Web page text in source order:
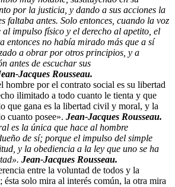
por la justicia, y dando a sus acciones la
faltaba antes. Solo entonces, cuando la voz
al impulso físico y el derecho al apetito, el
entonces no había mirado más que a sí
a obrar por otros principios, y a
antes de escuchar sus
Jacques Rousseau.
hombre por el contrato social es su libertad
ilimitado a todo cuanto le tienta y que
que gana es la libertad civil y moral, y la
cuanto posee». Jean-Jacques Rousseau.
es la única que hace al hombre
de sí; porque el impulso del simple
y la obediencia a la ley que uno se ha
Jean-Jacques Rousseau.
entre la voluntad de todos y la
ésta solo mira al interés común, la otra mira